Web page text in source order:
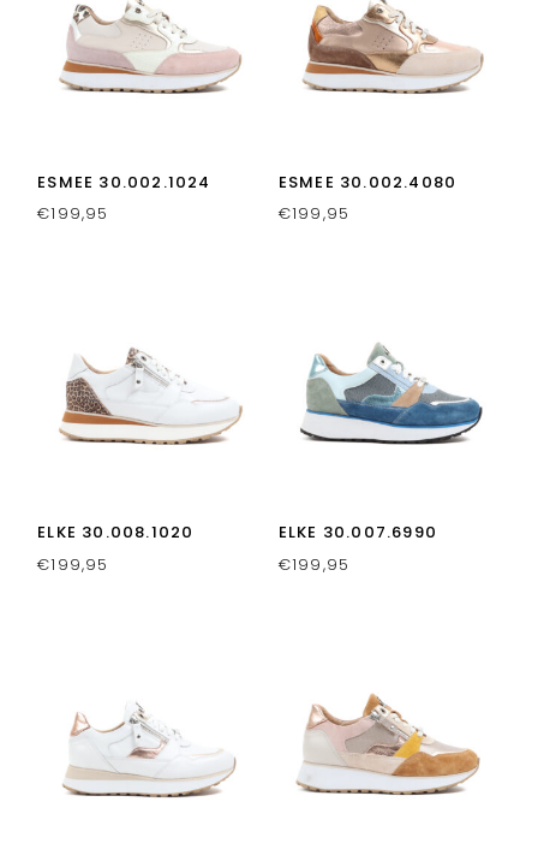
ESMEE 30.002.1024
€199,95
ESMEE 30.002.4080
€199,95
ELKE 30.008.1020
€199,95
ELKE 30.007.6990
€199,95